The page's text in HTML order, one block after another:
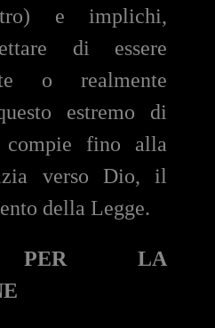
e implichi,
di essere
o realmente
estremo di
compie fino alla
verso Dio, il
della Legge.
PER LA